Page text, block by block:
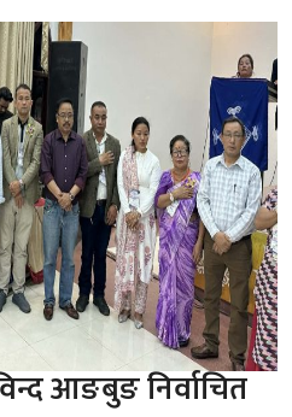
आङबुङ निर्वाचित